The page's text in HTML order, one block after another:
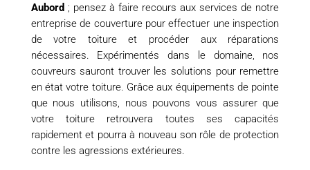
Aubord ; pensez à faire recours aux services de notre
entreprise de couverture pour effectuer une inspection
de votre toiture et procéder aux réparations
nécessaires. Expérimentés dans le domaine, nos
couvreurs sauront trouver les solutions pour remettre
en état votre toiture. Grâce aux équipements de pointe
que nous utilisons, nous pouvons vous assurer que
votre toiture retrouvera toutes ses capacités
rapidement et pourra à nouveau son rôle de protection
contre les agressions extérieures.